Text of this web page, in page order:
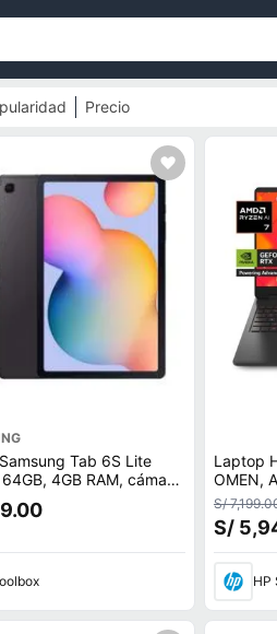
Precio
Tab 6S Lite
4GB RAM, cámara
8MP y frontal 5MP,
7040 mAh, negro
Laptop
OMEN,
RAM,
5050, 1
Hz,
S/
S/
HP